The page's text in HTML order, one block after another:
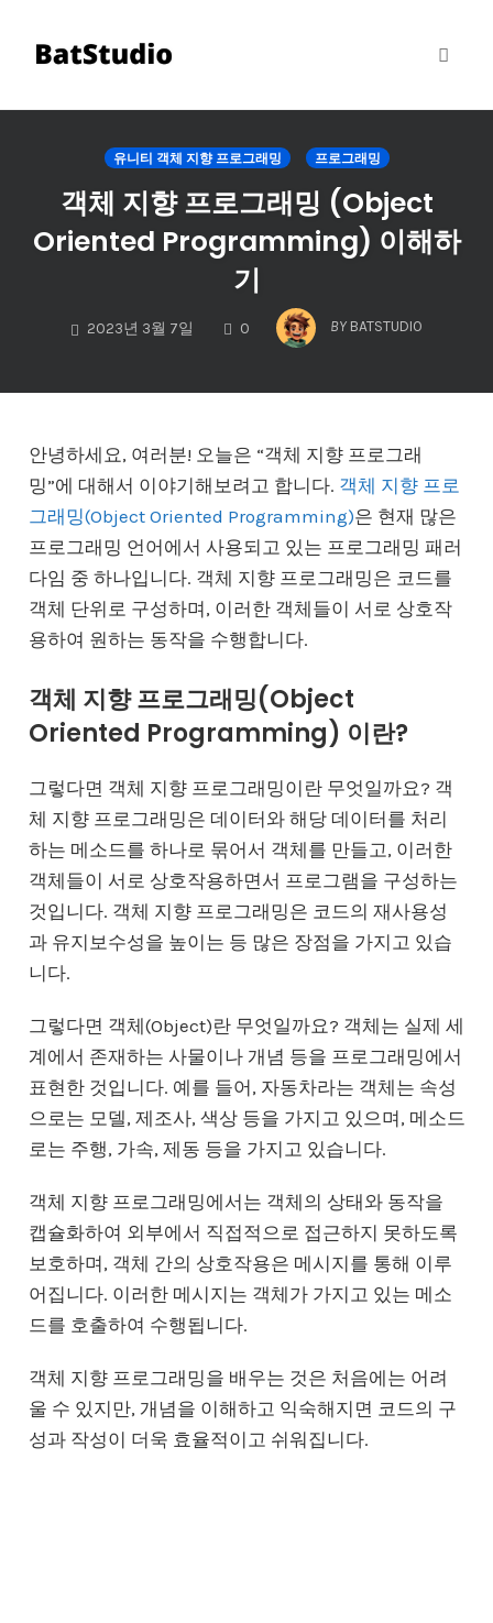
유니티 객체 지향 프로그래밍 프로그래밍
객체 지향 프로그래밍 (Object
Oriented Programming) 이해하
기
2023년 3월 7일 0
COMMENTS
BY BATSTUDIO
안녕하세요, 여러분! 오늘은 “객체 지향 프로그래
밍”에 대해서 이야기해보려고 합니다. 객체 지향 프로
그래밍(Object Oriented Programming)은 현재 많은
프로그래밍 언어에서 사용되고 있는 프로그래밍 패러
다임 중 하나입니다. 객체 지향 프로그래밍은 코드를
객체 단위로 구성하며, 이러한 객체들이 서로 상호작
용하여 원하는 동작을 수행합니다.
객체 지향 프로그래밍(Object
Oriented Programming) 이란?
그렇다면 객체 지향 프로그래밍이란 무엇일까요? 객
체 지향 프로그래밍은 데이터와 해당 데이터를 처리
하는 메소드를 하나로 묶어서 객체를 만들고, 이러한
객체들이 서로 상호작용하면서 프로그램을 구성하는
것입니다. 객체 지향 프로그래밍은 코드의 재사용성
과 유지보수성을 높이는 등 많은 장점을 가지고 있습
니다.
그렇다면 객체(Object)란 무엇일까요? 객체는 실제 세
계에서 존재하는 사물이나 개념 등을 프로그래밍에서
표현한 것입니다. 예를 들어, 자동차라는 객체는 속성
으로는 모델, 제조사, 색상 등을 가지고 있으며, 메소드
로는 주행, 가속, 제동 등을 가지고 있습니다.
객체 지향 프로그래밍에서는 객체의 상태와 동작을
캡슐화하여 외부에서 직접적으로 접근하지 못하도록
보호하며, 객체 간의 상호작용은 메시지를 통해 이루
어집니다. 이러한 메시지는 객체가 가지고 있는 메소
드를 호출하여 수행됩니다.
객체 지향 프로그래밍을 배우는 것은 처음에는 어려
울 수 있지만, 개념을 이해하고 익숙해지면 코드의 구
성과 작성이 더욱 효율적이고 쉬워집니다.